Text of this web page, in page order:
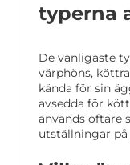
typerna
De vanligaste
värphöns,
kända för sin
avsedda för
används oftare
utställningar på